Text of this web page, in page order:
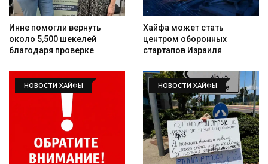
Искать
Инне помогли вернуть
около 5,500 шекелей
благодаря проверке
Хайфа может стать
центром оборонных
стартапов Израиля
НОВОСТИ ХАЙФЫ НОВОСТИ ХАЙФЫ